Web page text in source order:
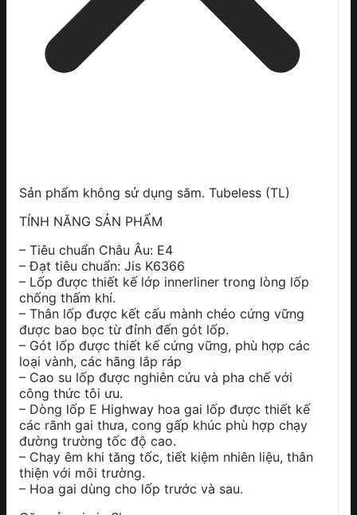
Sản phẩm không sử dụng săm. Tubeless (TL)
TÍNH NĂNG SẢN PHẨM
– Tiêu chuẩn Châu Âu: E4
– Đạt tiêu chuẩn: Jis K6366
– Lốp được thiết kế lớp innerliner trong lòng lốp
chống thấm khí.
– Thân lốp được kết cấu mành chéo cứng vững
được bao bọc từ đỉnh đến gót lốp.
– Gót lốp được thiết kế cứng vững, phù hợp các
loại vành, các hãng lắp ráp
– Cao su lốp được nghiên cứu và pha chế với
công thức tôi ưu.
– Dòng lốp E Highway hoa gai lốp được thiết kế
các rãnh gai thưa, cong gấp khúc phù hợp chạy
đường trường tốc độ cao.
– Chạy êm khi tăng tốc, tiết kiệm nhiên liệu, thân
thiện với môi trường.
– Hoa gai dùng cho lốp trước và sau.